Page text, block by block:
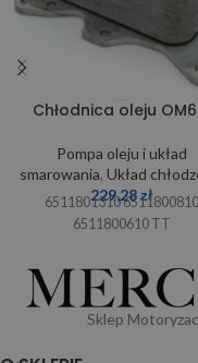
Chłodnica oleju
Pompa oleju i układ
smarowania, Układ
229,28zł
6511801310 6511800810
6511800610 TT
Sklep